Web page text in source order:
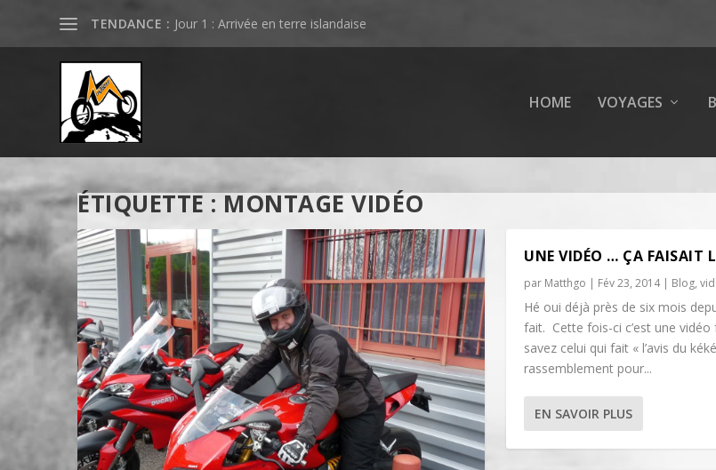
TENDANCE : Jour 1 : Arrivée en terre islandaise
HOME VOYAGES
ÉTIQUETTE :MONTAGE VIDÉO
UNE VIDÉO … ÇA FAISAIT
par Matthgo | Fév 23, 2014| Blog,
Hé oui déjà près de six mois
fait. Cette fois-ci c’est une
savez celui qui fait « l’avis du
rassemblement pour...
EN SAVOIR PLUS